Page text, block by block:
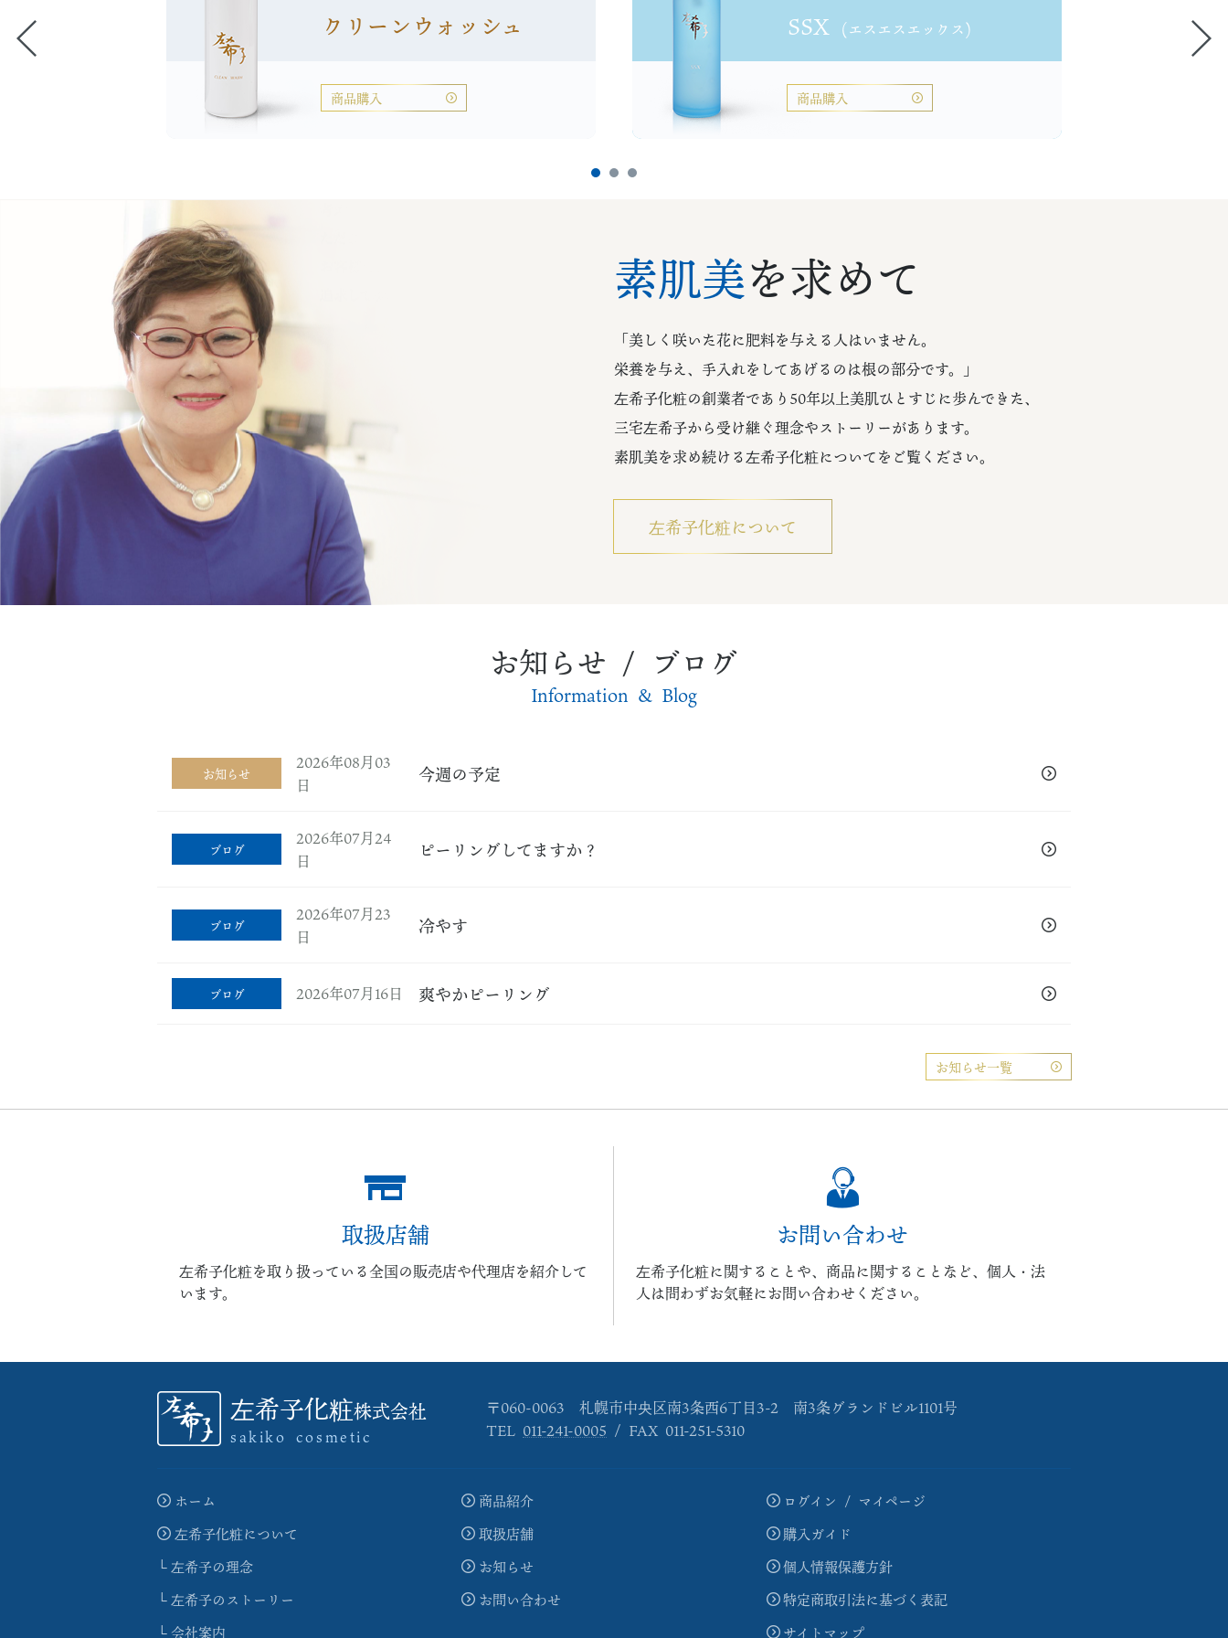
ション クリーンウォッシュ
商品購入
SSX (エスエスエックス)
商品購入
1 2 3
素肌美を求めて
「美しく咲いた花に肥料を与える人はいません。
栄養を与え、手入れをしてあげるのは根の部分です。」
左希子化粧の創業者であり50年以上美肌ひとすじに歩んできた、
三宅左希子から受け継ぐ理念やストーリーがあります。
素肌美を求め続ける左希子化粧についてをご覧ください。
左希子化粧について
お知らせ / ブログ
Information & Blog
お知らせ
2026年08月03
日
今週の予定
ブログ
2026年07月24
日
ピーリングしてますか？
ブログ
2026年07月23
日
冷やす
ブログ 2026年07月16日 爽やかピーリング
お知らせ一覧

取扱店舗
左希子化粧を取り扱っている全国の販売店や代理店を紹介して
います。

お問い合わせ
左希子化粧に関することや、商品に関することなど、個人・法
人は問わずお気軽にお問い合わせください。
左希子化粧株式会社
sakiko cosmetic
〒060-0063 札幌市中央区南3条西6丁目3-2 南3条グランドビル1101号
TEL 011-241-0005 / FAX 011-251-5310
ホーム
左希子化粧について
左希子の理念
左希子のストーリー
会社案内
商品紹介
取扱店舗
お知らせ
お問い合わせ
ログイン / マイページ
購入ガイド
個人情報保護方針
特定商取引法に基づく表記
サイトマップ